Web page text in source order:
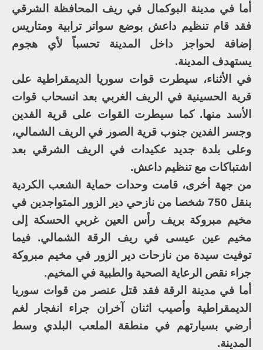
أما في مدينة البوكمال في ريف المحافظة الشرقي
فقد قام تنظيم داعش بوضع سواتر ترابية ومتاريس
إضافة لحواجز داخل المدينة تحسباً لأي هجوم
يستهدف المدينة.
في الأثناء، سيطرت قوات سوريا الديمقراطية على
قرية الحسينية في الريف الغربي بعد انسحاب قوات
الأسد منها. كما سيطرت القوات على قرية الفدين
وجسر الفدين جنوب قرية الصور في الريف الشمالي،
وعلى بلدة جديد عكيدات في الريف الشرقي بعد
اشتباكات مع تنظيم داعش.
من جهة أخرى، قامت وحدات حماية الشعب الكردية
بنقل 750 شخصا من نازحي دير الزور المتواجدين في
مخيم مبروكة بريف رأس العين غربي الحسكة إلى
مخيم عين عيسى في ريف الرقة الشمالي. فيما
توفيت سيدة من نازحات دير الزور في مخيم مبروكة
جراء نقص الرعاية الصحية والطبية في المخيم.
أما في مدينة الرقة فقد قتل عنصر من قوات سوريا
الديمقراطية وأصيب اثنان آخران جراء انفجار لغم
أرضي بسيارتهم في منطقة الملعب البلدي وسط
المدينة.